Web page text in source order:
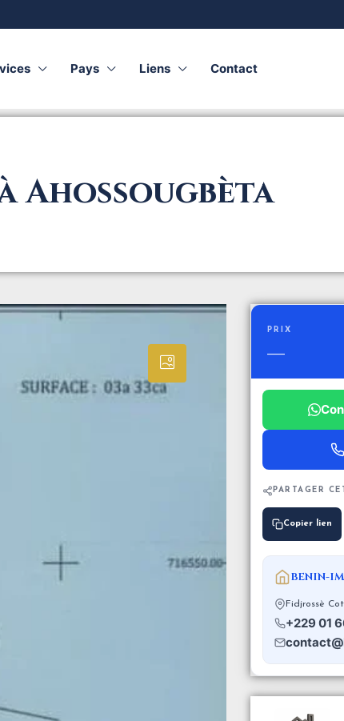
Pays Liens Contact
Ahossougbèta
PRIX
—
PARTAGER
Copier lien
BENIN-
Fidjrossè
+229 01